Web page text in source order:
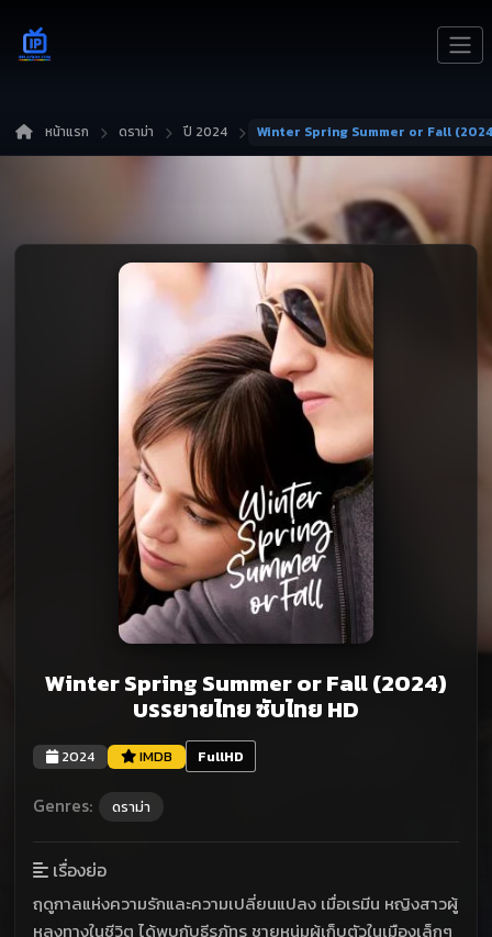
หน้าแรก ดราม่า ปี 2024
Winter Spring Summer or Fall (2024)
บรรยายไทย ซับไทย HD
2024 IMDB FullHD
Genres: ดราม่า
เรื่องย่อ
ฤดูกาลแห่งความรักและความเปลี่ยนแปลง เมื่อเรมีน หญิงสาวผู้
หลงทางในชีวิต ได้พบกับธีรภัทร ชายหนุ่มผู้เก็บตัวในเมืองเล็กๆ